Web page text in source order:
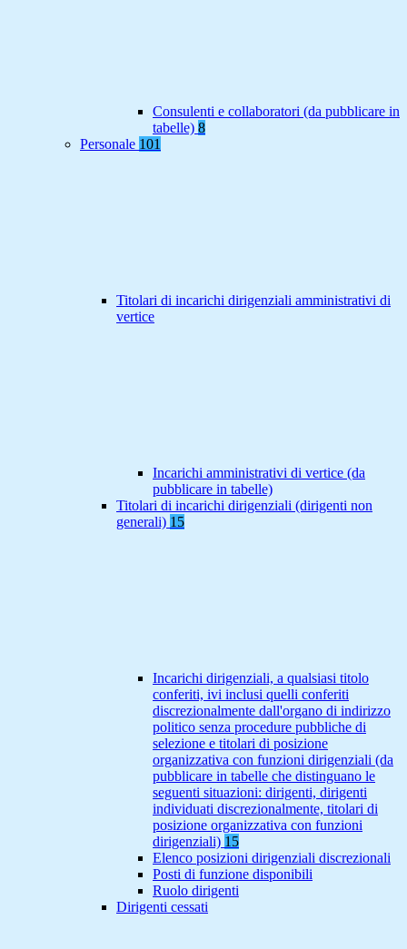
Consulenti e collaboratori (da pubblicare in
tabelle) 8
Personale 101
Titolari di incarichi dirigenziali amministrativi di
vertice
Incarichi amministrativi di vertice (da
pubblicare in tabelle)
Titolari di incarichi dirigenziali (dirigenti non
generali) 15
Incarichi dirigenziali, a qualsiasi titolo
conferiti, ivi inclusi quelli conferiti
discrezionalmente dall'organo di indirizzo
politico senza procedure pubbliche di
selezione e titolari di posizione
organizzativa con funzioni dirigenziali (da
pubblicare in tabelle che distinguano le
seguenti situazioni: dirigenti, dirigenti
individuati discrezionalmente, titolari di
posizione organizzativa con funzioni
dirigenziali) 15
Elenco posizioni dirigenziali discrezionali
Posti di funzione disponibili
Ruolo dirigenti
Dirigenti cessati